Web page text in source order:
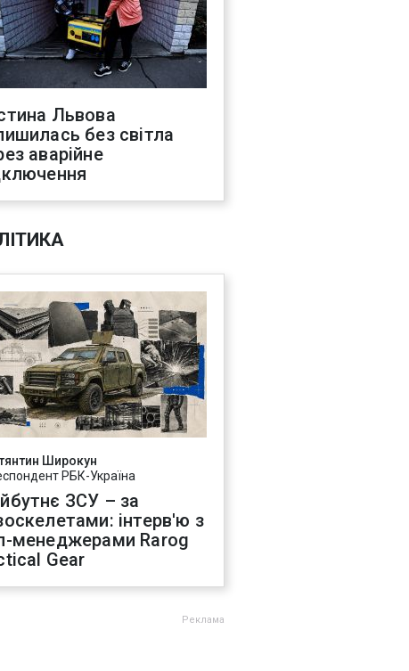
Львова
без світла
аварійне
Широкун
РБК-Україна
ЗСУ – за
інтерв'ю з
менеджерами Rarog
Gear